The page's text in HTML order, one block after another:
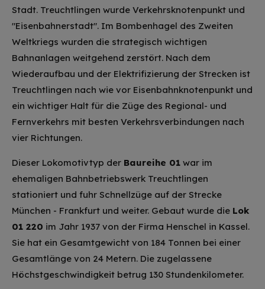
Stadt. Treuchtlingen wurde Verkehrsknotenpunkt und
"Eisenbahnerstadt". Im Bombenhagel des Zweiten
Weltkriegs wurden die strategisch wichtigen
Bahnanlagen weitgehend zerstört. Nach dem
Wiederaufbau und der Elektrifizierung der Strecken ist
Treuchtlingen nach wie vor Eisenbahnknotenpunkt und
ein wichtiger Halt für die Züge des Regional- und
Fernverkehrs mit besten Verkehrsverbindungen nach
vier Richtungen.
Dieser Lokomotivtyp der Baureihe 01 war im
ehemaligen Bahnbetriebswerk Treuchtlingen
stationiert und fuhr Schnellzüge auf der Strecke
München - Frankfurt und weiter. Gebaut wurde die Lok
01 220 im Jahr 1937 von der Firma Henschel in Kassel.
Sie hat ein Gesamtgewicht von 184 Tonnen bei einer
Gesamtlänge von 24 Metern. Die zugelassene
Höchstgeschwindigkeit betrug 130 Stundenkilometer.